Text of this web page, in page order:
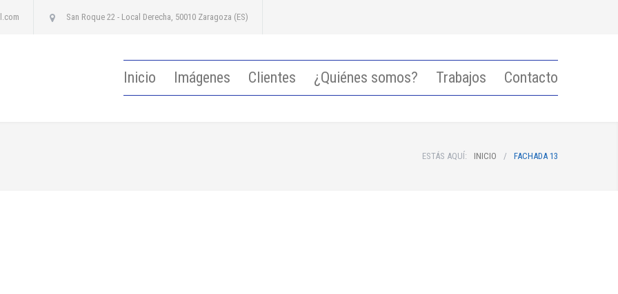
San Roque 22 - Local Derecha, 50010 Zaragoza (ES)
Inicio Imágenes Clientes ¿Quiénes somos? Trabajos Contacto
ESTÁS AQUÍ: INICIO / FACHADA 13